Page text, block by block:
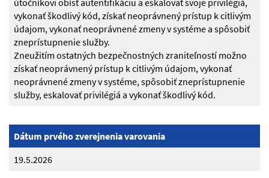
útočníkovi obísť autentifikáciu a eskalovať svoje privilégiá,
vykonať škodlivý kód, získať neoprávnený prístup k citlivým
údajom, vykonať neoprávnené zmeny v systéme a spôsobiť
zneprístupnenie služby.
Zneužitím ostatných bezpečnostných zraniteľností možno
získať neoprávnený prístup k citlivým údajom, vykonať
neoprávnené zmeny v systéme, spôsobiť zneprístupnenie
služby, eskalovať privilégiá a vykonať škodlivý kód.
Dátum prvého zverejnenia varovania
19.5.2026